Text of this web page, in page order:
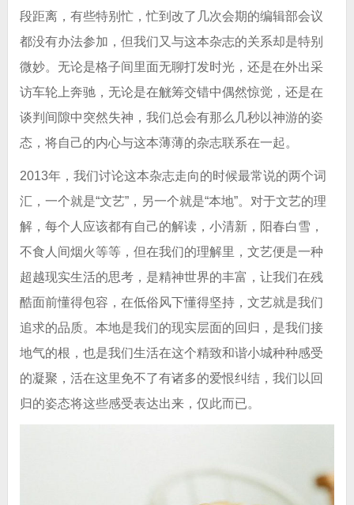
段距离，有些特别忙，忙到改了几次会期的编辑部会议
都没有办法参加，但我们又与这本杂志的关系却是特别
微妙。无论是格子间里面无聊打发时光，还是在外出采
访车轮上奔驰，无论是在觥筹交错中偶然惊觉，还是在
谈判间隙中突然失神，我们总会有那么几秒以神游的姿
态，将自己的内心与这本薄薄的杂志联系在一起。
2013年，我们讨论这本杂志走向的时候最常说的两个词
汇，一个就是“文艺”，另一个就是“本地”。对于文艺的理
解，每个人应该都有自己的解读，小清新，阳春白雪，
不食人间烟火等等，但在我们的理解里，文艺便是一种
超越现实生活的思考，是精神世界的丰富，让我们在残
酷面前懂得包容，在低俗风下懂得坚持，文艺就是我们
追求的品质。本地是我们的现实层面的回归，是我们接
地气的根，也是我们生活在这个精致和谐小城种种感受
的凝聚，活在这里免不了有诸多的爱恨纠结，我们以回
归的姿态将这些感受表达出来，仅此而已。